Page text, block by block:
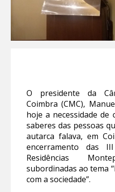
O presidente da
Coimbra (CMC),
hoje a necessidade de
saberes das pessoas
autarca falava, em
encerramento das
Residências
subordinadas ao tema
com a sociedade”.